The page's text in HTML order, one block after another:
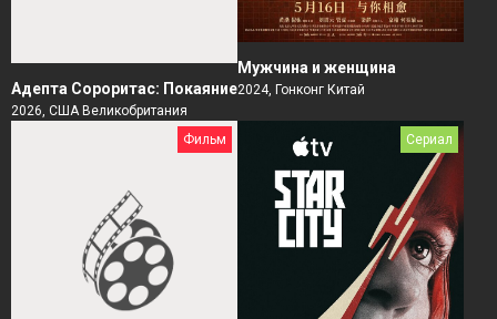
Адепта Сороритас: Покаяние
2026, США Великобритания
Мужчина и женщина
2024, Гонконг Китай
Фильм Сериал